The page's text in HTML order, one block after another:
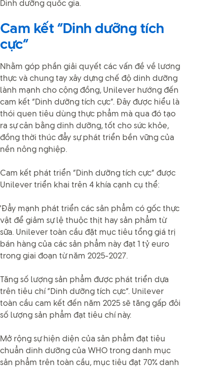
Dinh dưỡng quốc gia.
Cam kết “Dinh dưỡng tích
cực”
Nhằm góp phần giải quyết các vấn đề về lương
thực và chung tay xây dựng chế độ dinh dưỡng
lành mạnh cho cộng đồng, Unilever hướng đến
cam kết “Dinh dưỡng tích cực”. Đây được hiểu là
thói quen tiêu dùng thực phẩm mà qua đó tạo
ra sự cân bằng dinh dưỡng, tốt cho sức khỏe,
đồng thời thúc đẩy sự phát triển bền vững của
nền nông nghiệp.
Cam kết phát triển “Dinh dưỡng tích cực” được
Unilever triển khai trên 4 khía cạnh cụ thể:
'Đẩy mạnh phát triển các sản phẩm có gốc thực
vật để giảm sự lệ thuộc thịt hay sản phẩm từ
sữa. Unilever toàn cầu đặt mục tiêu tổng giá trị
bán hàng của các sản phẩm này đạt 1 tỷ euro
trong giai đoạn từ năm 2025-2027.
Tăng số lượng sản phẩm được phát triển dựa
trên tiêu chí “Dinh dưỡng tích cực”. Unilever
toàn cầu cam kết đến năm 2025 sẽ tăng gấp đôi
số lượng sản phẩm đạt tiêu chí này.
Mở rộng sự hiện diện của sản phẩm đạt tiêu
chuẩn dinh dưỡng của WHO trong danh mục
sản phẩm trên toàn cầu, mục tiêu đạt 70% danh